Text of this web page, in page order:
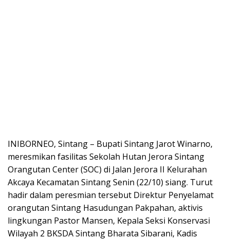
INIBORNEO, Sintang – Bupati Sintang Jarot Winarno,
meresmikan fasilitas Sekolah Hutan Jerora Sintang
Orangutan Center (SOC) di Jalan Jerora II Kelurahan
Akcaya Kecamatan Sintang Senin (22/10) siang. Turut
hadir dalam peresmian tersebut Direktur Penyelamat
orangutan Sintang Hasudungan Pakpahan, aktivis
lingkungan Pastor Mansen, Kepala Seksi Konservasi
Wilayah 2 BKSDA Sintang Bharata Sibarani, Kadis